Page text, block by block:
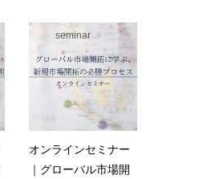
seminar
オンラインセミナー
｜グローバル市場開